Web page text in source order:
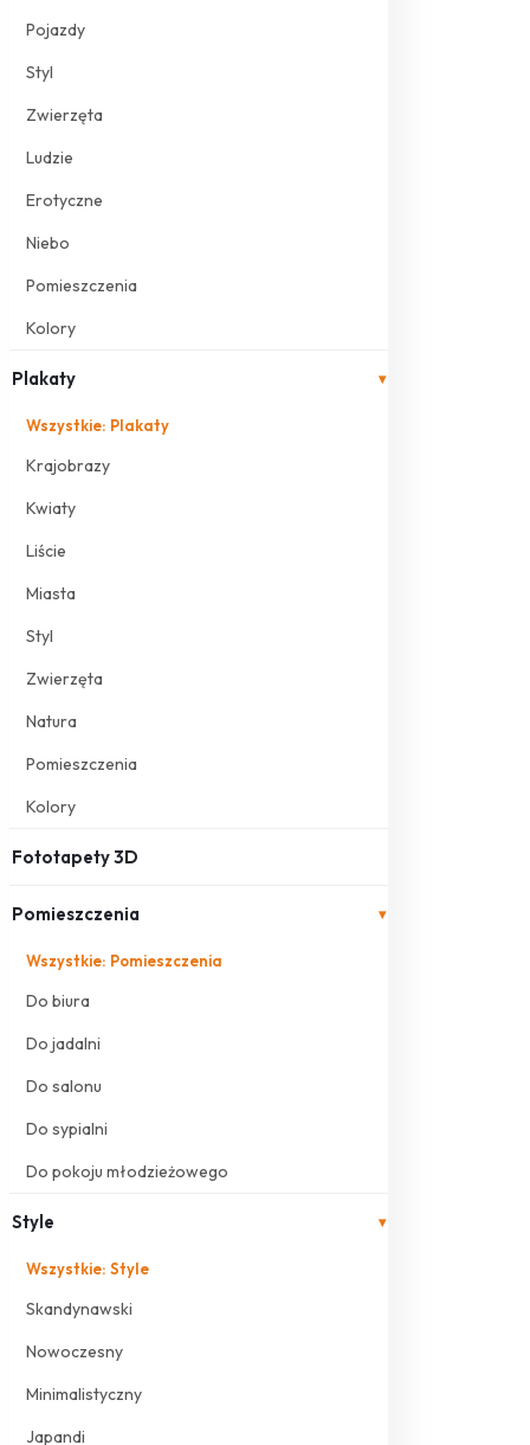
Pojazdy
Styl
Zwierzęta
Ludzie
Erotyczne
Niebo
Pomieszczenia
Kolory
Plakaty ▾
Wszystkie: Plakaty
Krajobrazy
Kwiaty
Liście
Miasta
Styl
Zwierzęta
Natura
Pomieszczenia
Kolory
Fototapety 3D
Pomieszczenia ▾
Wszystkie: Pomieszczenia
Do biura
Do jadalni
Do salonu
Do sypialni
Do pokoju młodzieżowego
Style ▾
Wszystkie: Style
Skandynawski
Nowoczesny
Minimalistyczny
Japandi